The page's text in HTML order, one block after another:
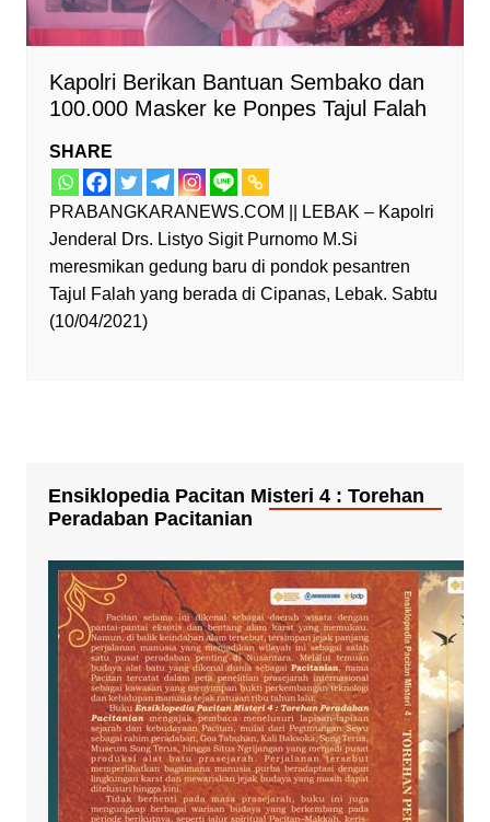
Kapolri Berikan Bantuan Sembako dan
100.000 Masker ke Ponpes Tajul Falah
SHARE
PRABANGKARANEWS.COM || LEBAK – Kapolri
Jenderal Drs. Listyo Sigit Purnomo M.Si
meresmikan gedung baru di pondok pesantren
Tajul Falah yang berada di Cipanas, Lebak. Sabtu
(10/04/2021)
Ensiklopedia Pacitan Misteri 4 : Torehan
Peradaban Pacitanian